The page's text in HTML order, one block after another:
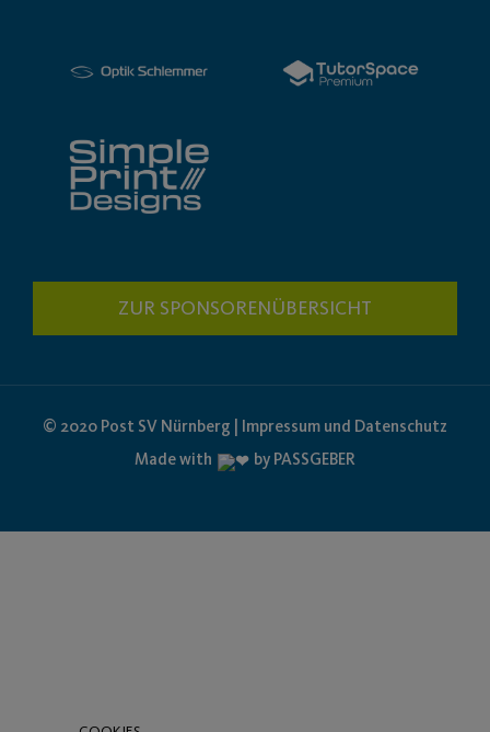
ZUR SPONSORENÜBERSICHT
© 2020 Post SV Nürnberg | Impressum und Datenschutz
Made with
by PASSGEBER